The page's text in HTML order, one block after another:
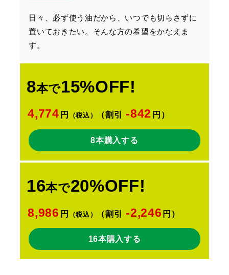
日々、必ず使う油だから、いつでも切らさずに
置いておきたい。そんな方の希望をかなえま
す。
8本で15%OFF!
4,774 円 （税込） （割引 -842 円）
8本購入する
16本で20%OFF!
8,986 円 （税込） （割引 -2,246 円）
16本購入する